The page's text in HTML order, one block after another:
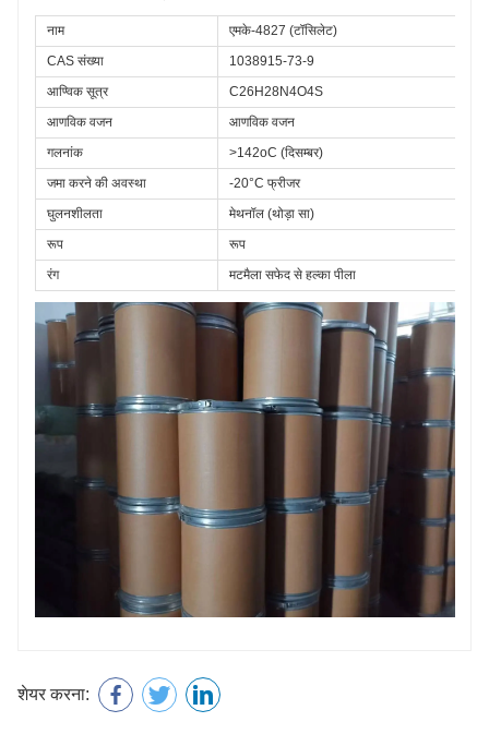
नाम
एमके-4827 (टॉसिलेट)
CAS संख्या
1038915-73-9
आण्विक सूत्र
C26H28N4O4S
आणविक वजन
आणविक वजन
गलनांक
>142oC (दिसम्बर)
जमा करने की अवस्था
-20°C फ्रीजर
घुलनशीलता
मेथनॉल (थोड़ा सा)
रूप
रूप
रंग
मटमैला सफेद से हल्का पीला
शेयर करना: